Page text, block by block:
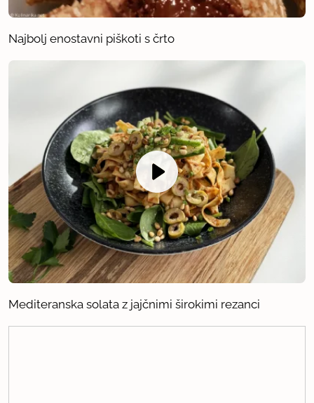
Najbolj enostavni piškoti s črto
Mediteranska solata z jajčnimi širokimi rezanci